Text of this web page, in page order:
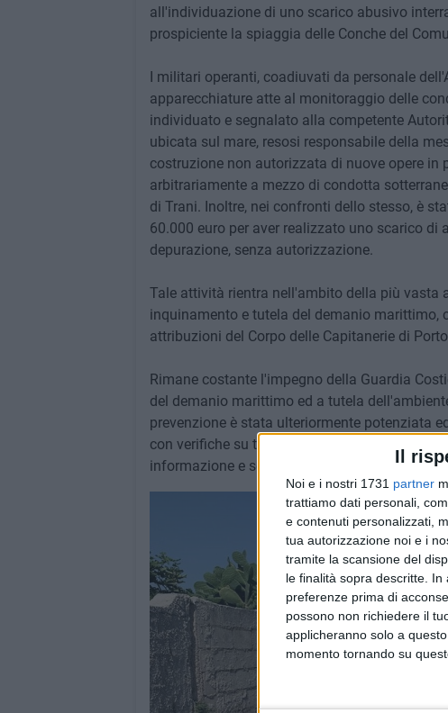
Il
Noi e i nostri 1731 partner
trattiamo dati personali,
e contenuti personalizzati,
tua autorizzazione noi e i
tramite la scansione del
le finalità sopra descritte.
preferenze prima di
possono non richiedere il
applicheranno solo a
momento tornando su
all'individuazione di uno scarico abusivo
prospiciente la spiaggia delle Conche del
I militari operanti, coadiuvati da personale
apparecchiature atte al monitoraggio delle
individuato e segnalato alla competente
ubicata sul mare, resosi responsabile della
costruzione non autorizzata di nuove opere
arbitrariamente a mezzo di condotta
di Trani. Inoltre, nei confronti dello stesso, è
60.000 euro per aver realizzato uno scarico
depurazione, senza autorizzazione.
Tale attività rientra nell'ambito della più vasta
inquinamento e tutela del demanio marittimo,
attribuzioni del Corpo delle Capitanerie di
Rimane costante l'impegno della Guardia
del demanio marittimo ed a tutela
prevenzione è stata ulteriormente potenziata
con verifiche su tutto il litorale, improntate in
informazione e sensibilizzazione, e